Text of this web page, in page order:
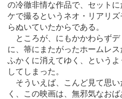
の冷徹非情な作品で、セット
ケで撮るというネオ・リアリ
らぬいていたからである。
ところが、にもかかわらずデ
に、箒にまたがったホームレ
ふかくに消えてゆく、という
してしまった。
そういえば、こんど見て思い
く、この映画は、無邪気なお